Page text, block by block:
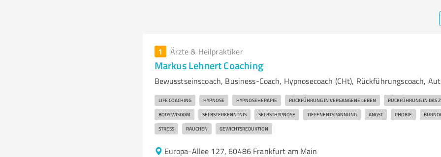
1 Ärzte & Heilpraktiker
Markus Lehnert Coaching
Bewusstseinscoach, Business-Coach, Hypnosecoach (CHt), Rückführungscoach,
LIFE COACHING HYPNOSE HYPNOSEHERAPIE RÜCKFÜHRUNG IN VERGANGENE LEBEN RÜCKFÜHRUNG IN DAS
BODY WISDOM SELBSTERKENNTNIS SELBSTHYPNOSE TIEFENENTSPANNUNG ANGST PHOBIE
STRESS RAUCHEN GEWICHTSREDUKTION
Europa-Allee 127, 60486 Frankfurt am Main